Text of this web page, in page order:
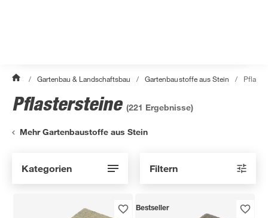
/ Gartenbau & Landschaftsbau / Gartenbaustoffe aus Stein /
Pflastersteine (221 Ergebnisse)
Mehr Gartenbaustoffe aus Stein
Kategorien Filtern
Bestseller